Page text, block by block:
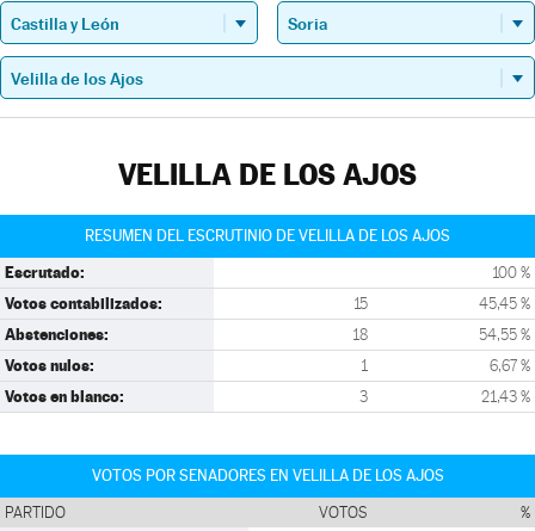
VELILLA DE LOS AJOS
RESUMEN DEL ESCRUTINIO DE VELILLA DE LOS AJOS
Escrutado: 100 %
Votos contabilizados: 15 45,45 %
Abstenciones: 18 54,55 %
Votos nulos: 1 6,67 %
Votos en blanco: 3 21,43 %
VOTOS POR SENADORES EN VELILLA DE LOS AJOS
PARTIDO VOTOS %